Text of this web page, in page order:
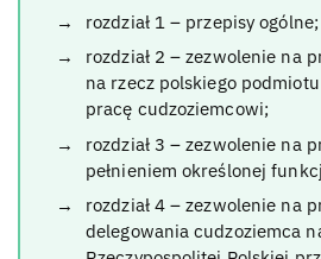
rozdział 1 – przepisy ogólne;
rozdział 2 – zezwolenie na
na rzecz polskiego
pracę cudzoziemcowi;
rozdział 3 – zezwolenie na
pełnieniem określonej
rozdział 4 – zezwolenie na
delegowania cudzoziemca